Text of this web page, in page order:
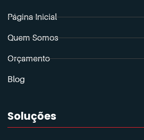
Página Inicial
Quem Somos
Orçamento
Blog
Soluções